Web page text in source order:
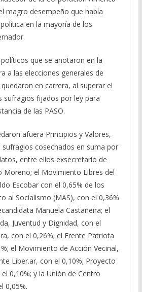
magro desempeño que había
en la mayoría de los
que se anotaron en la
a las elecciones generales de
en carrera, al superar el
sufragios fijados por ley para
de las PASO.
afuera Principios y Valores,
sufragios cosechados en suma por
entre ellos exsecretario de
Moreno; el Movimiento Libres del
Escobar con el 0,65% de los
al Socialismo (MAS), con el 0,36%
Manuela Castañeira; el
Juventud y Dignidad, con el
con el 0,26%; el Frente Patriota
el Movimiento de Acción Vecinal,
Liber.ar, con el 0,10%; Proyecto
0,10%; y la Unión de Centro
0,05%.